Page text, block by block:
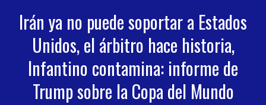
Irán ya no puede soportar a Estados
Unidos, el árbitro hace historia,
Infantino contamina: informe de
Trump sobre la Copa del Mundo